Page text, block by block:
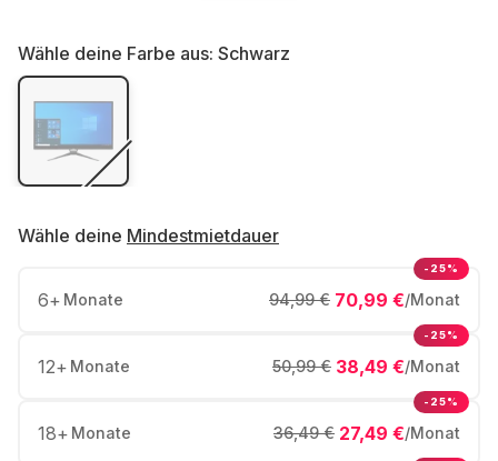
Wähle deine Farbe aus: Schwarz
Wähle deine Mindestmietdauer
6+ Monate 70,99 €/Monat
94,99 €
-25%
12+ Monate 38,49 €/Monat
50,99 €
-25%
18+ Monate 27,49 €/Monat
36,49 €
-25%